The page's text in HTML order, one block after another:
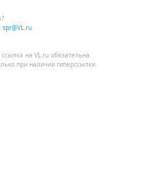
spr@VL.ru
ссылка на VL.ru обязательна.
при наличии гиперссылки.